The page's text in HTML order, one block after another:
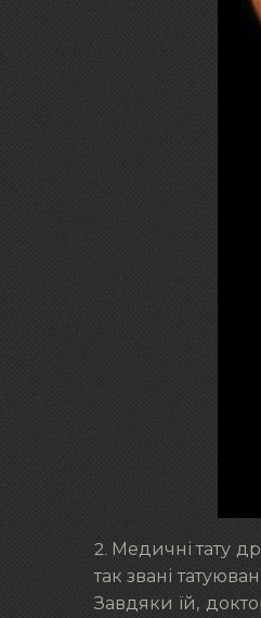
2. Медичні тату
так звані
Завдяки їй,